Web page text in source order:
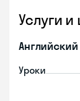
Услуги
Уроки